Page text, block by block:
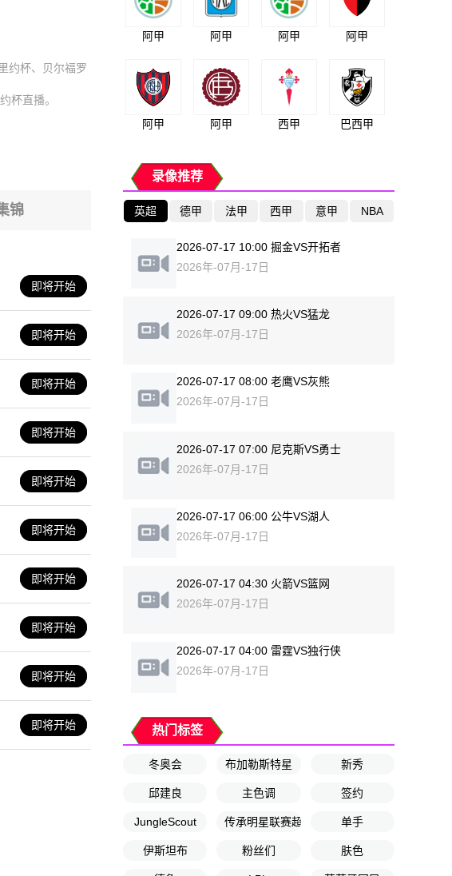
约杯、贝尔福罗
杯直播。
锦
即将开始
即将开始
即将开始
即将开始
即将开始
即将开始
即将开始
即将开始
即将开始
即将开始
阿甲 阿甲 阿甲 阿甲
阿甲 阿甲 西甲 巴西甲
录像推荐
英超 德甲 法甲 西甲 意甲 NBA
2026-07-17 10:00 掘金VS开拓者
2026年-07月-17日
2026-07-17 09:00 热火VS猛龙
2026年-07月-17日
2026-07-17 08:00 老鹰VS灰熊
2026年-07月-17日
2026-07-17 07:00 尼克斯VS勇士
2026年-07月-17日
2026-07-17 06:00 公牛VS湖人
2026年-07月-17日
2026-07-17 04:30 火箭VS篮网
2026年-07月-17日
2026-07-17 04:00 雷霆VS独行侠
2026年-07月-17日
热门标签
冬奥会 布加勒斯特星 新秀
邱建良 主色调 签约
JungleScout 传承明星联赛超级组第1轮
单手
伊斯坦布 粉丝们 肤色